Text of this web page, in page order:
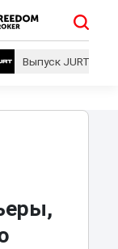
Выпуск JURT